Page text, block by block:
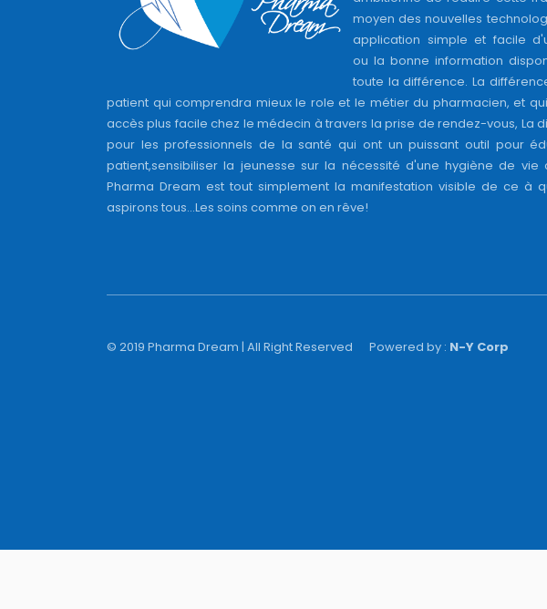
moyen des nouvelles
application simple et facile
ou la bonne information
toute la différence. La
patient qui comprendra mieux le role et le métier du pharmacien, et
accès plus facile chez le médecin à travers la prise de rendez-vous, La
pour les professionnels de la santé qui ont un puissant outil pour
patient,sensibiliser la jeunesse sur la nécessité d'une hygiène de vie
Pharma Dream est tout simplement la manifestation visible de ce à
aspirons tous...Les soins comme on en rêve!
© 2019 Pharma Dream | All Right Reserved Powered by : N-Y Corp